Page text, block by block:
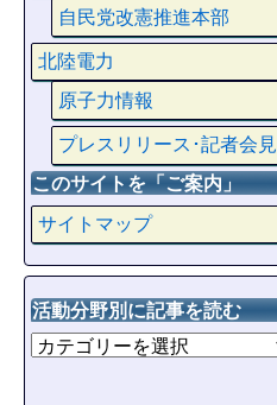
自民党改憲推進本部
北陸電力
原子力情報
プレスリリース･記者会見
このサイトを「ご案内」
サイトマップ
活動分野別に記事を読む